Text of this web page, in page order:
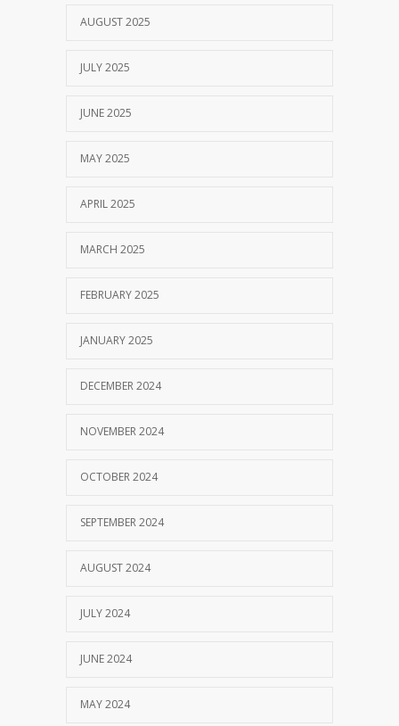
AUGUST 2025
JULY 2025
JUNE 2025
MAY 2025
APRIL 2025
MARCH 2025
FEBRUARY 2025
JANUARY 2025
DECEMBER 2024
NOVEMBER 2024
OCTOBER 2024
SEPTEMBER 2024
AUGUST 2024
JULY 2024
JUNE 2024
MAY 2024